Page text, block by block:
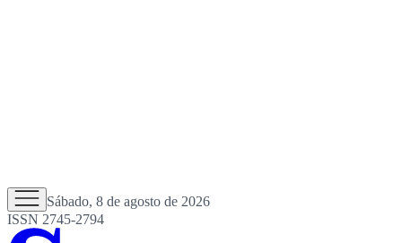
Sábado, 8 de agosto de 2026
ISSN 2745-2794